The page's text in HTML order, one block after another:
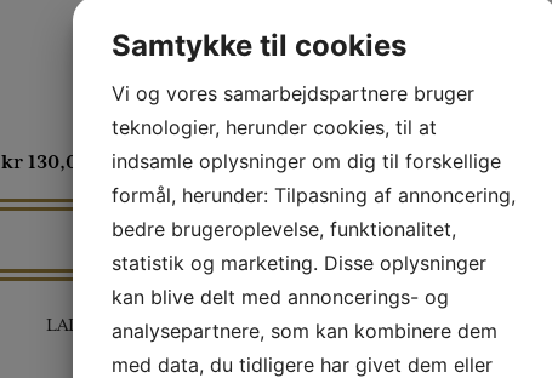
kr130,00 kr 140,00
LADY KIT I GAVEÆSKE
LANDMANDS SÆT
TRAKTOR I FLOT
Samtykke til cookies
Vi og vores samarbejdspartnere bruger
teknologier, herunder cookies, til at
indsamle oplysninger om dig til forskellige
formål, herunder: Tilpasning af annoncering,
bedre brugeroplevelse, funktionalitet,
statistik og marketing. Disse oplysninger
kan blive delt med annoncerings- og
analysepartnere, som kan kombinere dem
med data, du tidligere har givet dem eller